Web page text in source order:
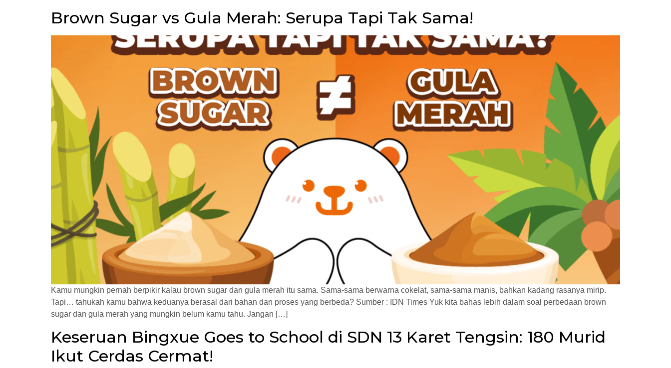
Brown Sugar vs Gula Merah: Serupa Tapi Tak Sama!
Kamu mungkin pernah berpikir kalau brown sugar dan gula merah itu sama. Sama-sama berwarna cokelat, sama-sama manis, bahkan kadang rasanya mirip.
Tapi… tahukah kamu bahwa keduanya berasal dari bahan dan proses yang berbeda? Sumber : IDN Times Yuk kita bahas lebih dalam soal perbedaan brown
sugar dan gula merah yang mungkin belum kamu tahu. Jangan […]
Keseruan Bingxue Goes to School di SDN 13 Karet Tengsin: 180 Murid
Ikut Cerdas Cermat!